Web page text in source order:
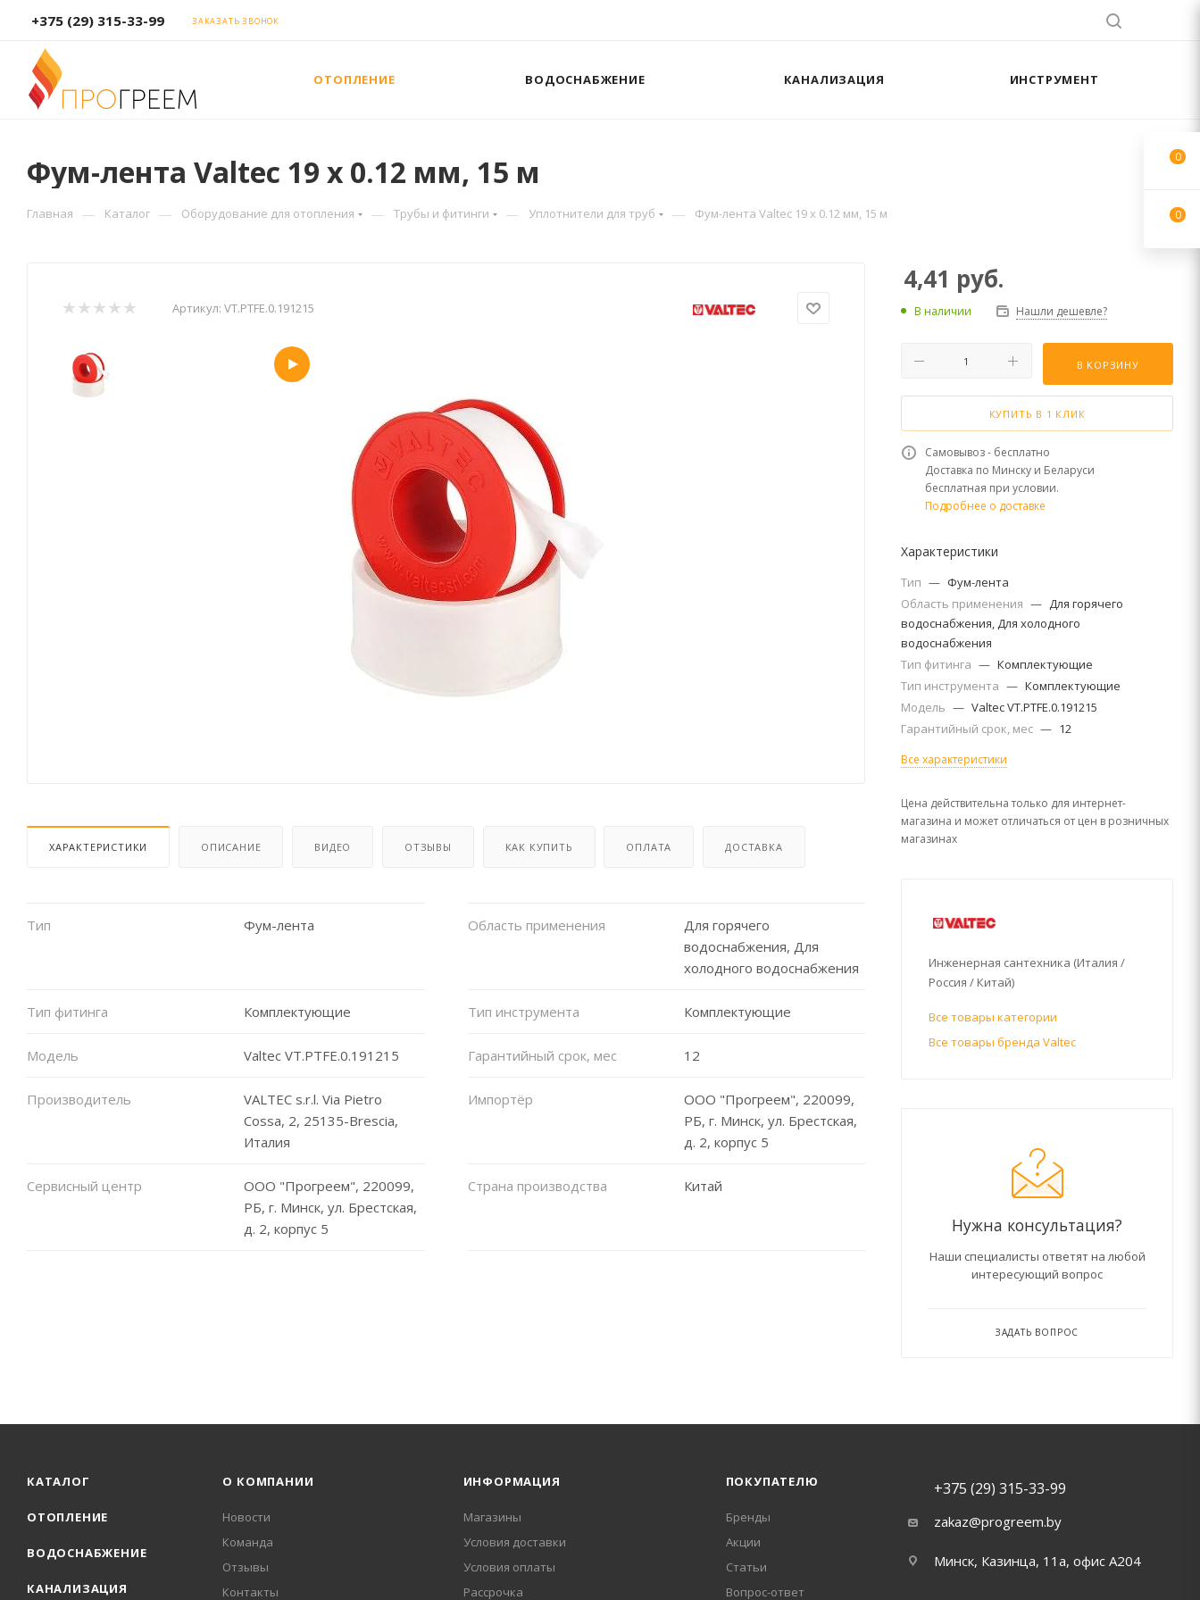
+375 (29) 315-33-99 ЗАКАЗАТЬ ЗВОНОК
ОТОПЛЕНИЕ ВОДОСНАБЖЕНИЕ КАНАЛИЗАЦИЯ ИНСТРУМЕНТ
Фум-лента Valtec 19 х 0.12 мм, 15 м
Главная — Каталог — Оборудование для отопления — Трубы и фитинги — Уплотнители для труб — Фум-лента Valtec 19 х 0.12 мм, 15 м
Артикул: VT.PTFE.0.191215
ХАРАКТЕРИСТИКИ ОПИСАНИЕ ВИДЕО ОТЗЫВЫ КАК КУПИТЬ ОПЛАТА ДОСТАВКА
Тип Фум-лента Область применения
Для горячего
водоснабжения, Для
холодного водоснабжения
Тип фитинга Комплектующие Тип инструмента Комплектующие
Модель Valtec VT.PTFE.0.191215 Гарантийный срок, мес 12
Производитель
VALTEC s.r.l. Via Pietro
Cossa, 2, 25135-Brescia,
Италия
Импортёр
ООО "Прогреем", 220099,
РБ, г. Минск, ул. Брестская,
д. 2, корпус 5
Сервисный центр
ООО "Прогреем", 220099,
РБ, г. Минск, ул. Брестская,
д. 2, корпус 5
Страна производства Китай
4,41 руб.
В наличии Нашли дешевле?
В КОРЗИНУ
КУПИТЬ В 1 КЛИК
Самовывоз - бесплатно
Доставка по Минску и Беларуси
бесплатная при условии.
Подробнее о доставке
Характеристики
Тип — Фум-лента
Область применения — Для горячего
водоснабжения, Для холодного
водоснабжения
Тип фитинга — Комплектующие
Тип инструмента — Комплектующие
Модель — Valtec VT.PTFE.0.191215
Гарантийный срок, мес — 12
Все характеристики
Цена действительна только для интернет-
магазина и может отличаться от цен в розничных
магазинах
Инженерная сантехника (Италия /
Россия / Китай)
Все товары категории
Все товары бренда Valtec
Нужна консультация?
Наши специалисты ответят на любой
интересующий вопрос
ЗАДАТЬ ВОПРОС
КАТАЛОГ
ОТОПЛЕНИЕ
ВОДОСНАБЖЕНИЕ
КАНАЛИЗАЦИЯ
О КОМПАНИИ
Новости
Команда
Отзывы
Контакты
ИНФОРМАЦИЯ
Магазины
Условия доставки
Условия оплаты
Рассрочка
ПОКУПАТЕЛЮ
Бренды
Акции
Статьи
Вопрос-ответ
+375 (29) 315-33-99
zakaz@progreem.by
Минск, Казинца, 11а, офис А204
0
0